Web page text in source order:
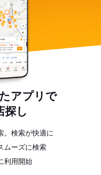
アプリで
探し
。検索が快適に
ムーズに検索
利用開始